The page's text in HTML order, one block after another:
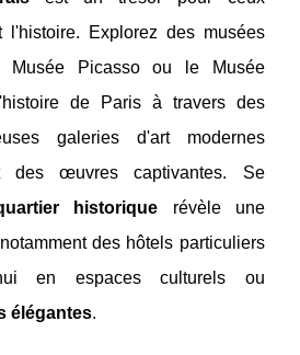
l'histoire. Explorez des musées
Musée Picasso ou le Musée
de Paris à travers des
galeries d'art modernes
des œuvres captivantes. Se
historique révèle une
des hôtels particuliers
en espaces culturels ou
élégantes.